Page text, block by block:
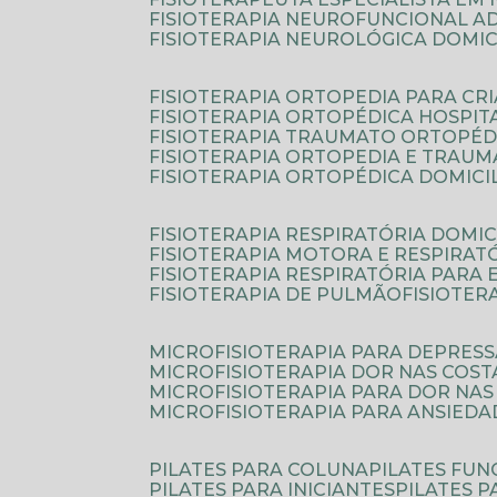
FISIOTERAPIA NEUROFUNCIONAL
FISIOTERAPIA NEUROLÓGICA
FISIOTERAPIA ORTOPEDIA PARA
FISIOTERAPIA ORTOPÉDICA
FISIOTERAPIA TRAUMATO
FISIOTERAPIA ORTOPEDIA E
FISIOTERAPIA ORTOPÉDICA
FISIOTERAPIA RESPIRATÓRIA
FISIOTERAPIA MOTORA E
FISIOTERAPIA RESPIRATÓRIA PARA
FISIOTERAPIA DE PULMÃO
MICROFISIOTERAPIA PARA
MICROFISIOTERAPIA DOR NAS
MICROFISIOTERAPIA PARA DOR
MICROFISIOTERAPIA PARA
PILATES PARA COLUNA
PILATES
PILATES PARA INICIANTES
PILATES